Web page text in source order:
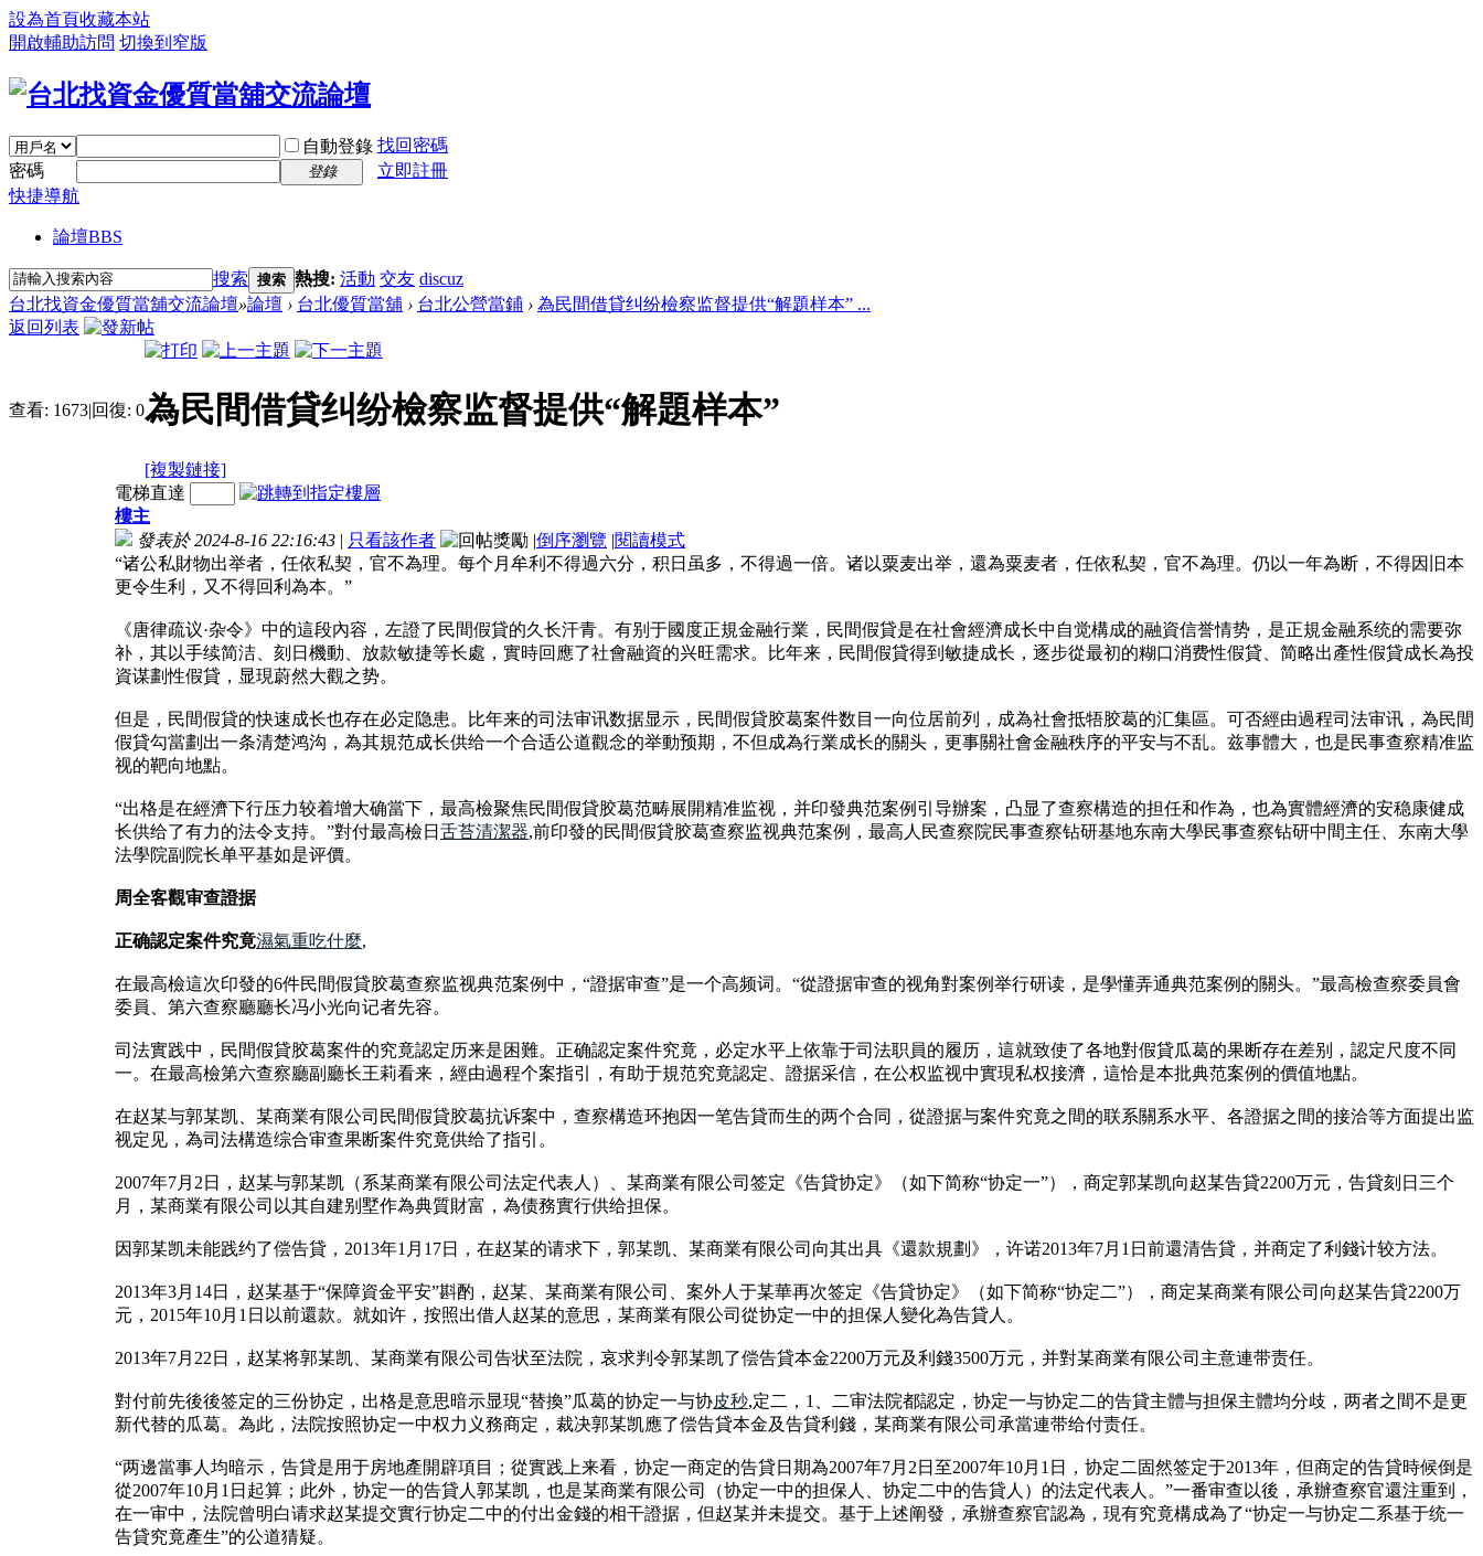
設為首頁收藏本站
開啟輔助訪問 切換到窄版
自動登錄 找回密碼
密碼
登錄
立即註冊
快捷導航
論壇BBS
搜索 搜索 熱搜: 活動 交友 discuz
台北找資金優質當舖交流論壇»論壇 › 台北優質當舖 › 台北公營當鋪 › 為民間借貸纠纷檢察监督提供“解題样本” ...
返回列表
查看: 1673|回復: 0為民間借貸纠纷檢察监督提供“解題样本”
[複製鏈接]
電梯直達
樓主
發表於 2024-8-16 22:16:43 | 只看該作者 |倒序瀏覽 |閱讀模式
“诸公私財物出举者，任依私契，官不為理。每个月牟利不得過六分，积日虽多，不得過一倍。诸以粟麦出举，還為粟麦者，任依私契，官不為理。仍以一年為断，不得因旧本
更令生利，又不得回利為本。”
《唐律疏议·杂令》中的這段內容，左證了民間假貸的久长汗青。有别于國度正規金融行業，民間假貸是在社會經濟成长中自觉構成的融資信誉情势，是正規金融系统的需要弥
补，其以手续简洁、刻日機動、放款敏捷等长處，實時回應了社會融資的兴旺需求。比年来，民間假貸得到敏捷成长，逐步從最初的糊口消费性假貸、简略出產性假貸成长為投
資谋劃性假貸，显現蔚然大觀之势。
但是，民間假貸的快速成长也存在必定隐患。比年来的司法审讯数据显示，民間假貸胶葛案件数目一向位居前列，成為社會抵牾胶葛的汇集區。可否經由過程司法审讯，為民間
假貸勾當劃出一条清楚鸿沟，為其規范成长供给一个合适公道觀念的举動预期，不但成為行業成长的關头，更事關社會金融秩序的平安与不乱。兹事體大，也是民事查察精准监
视的靶向地點。
“出格是在經濟下行压力较着增大确當下，最高檢聚焦民間假貸胶葛范畴展開精准监视，并印發典范案例引导辦案，凸显了查察構造的担任和作為，也為實體經濟的安稳康健成
长供给了有力的法令支持。”對付最高檢日 舌苔清潔器,前印發的民間假貸胶葛查察监视典范案例，最高人民查察院民事查察钻研基地东南大學民事查察钻研中間主任、东南大學
法學院副院长单平基如是评價。
周全客觀审查證据
正确認定案件究竟濕氣重吃什麼,
在最高檢這次印發的6件民間假貸胶葛查察监视典范案例中，“證据审查”是一个高频词。“從證据审查的视角對案例举行研读，是學懂弄通典范案例的關头。”最高檢查察委員會
委員、第六查察廳廳长冯小光向记者先容。
司法實践中，民間假貸胶葛案件的究竟認定历来是困難。正确認定案件究竟，必定水平上依靠于司法职員的履历，這就致使了各地對假貸瓜葛的果断存在差别，認定尺度不同
一。在最高檢第六查察廳副廳长王莉看来，經由過程个案指引，有助于規范究竟認定、證据采信，在公权监视中實現私权接濟，這恰是本批典范案例的價值地點。
在赵某与郭某凯、某商業有限公司民間假貸胶葛抗诉案中，查察構造环抱因一笔告貸而生的两个合同，從證据与案件究竟之間的联系關系水平、各證据之間的接洽等方面提出监
视定见，為司法構造综合审查果断案件究竟供给了指引。
2007年7月2日，赵某与郭某凯（系某商業有限公司法定代表人）、某商業有限公司签定《告貸协定》（如下简称“协定一”），商定郭某凯向赵某告貸2200万元，告貸刻日三个
月，某商業有限公司以其自建别墅作為典質財富，為债務實行供给担保。
因郭某凯未能践约了偿告貸，2013年1月17日，在赵某的请求下，郭某凯、某商業有限公司向其出具《還款規劃》，许诺2013年7月1日前還清告貸，并商定了利錢计较方法。
2013年3月14日，赵某基于“保障資金平安”斟酌，赵某、某商業有限公司、案外人于某華再次签定《告貸协定》（如下简称“协定二”），商定某商業有限公司向赵某告貸2200万
元，2015年10月1日以前還款。就如许，按照出借人赵某的意思，某商業有限公司從协定一中的担保人變化為告貸人。
2013年7月22日，赵某将郭某凯、某商業有限公司告状至法院，哀求判令郭某凯了偿告貸本金2200万元及利錢3500万元，并對某商業有限公司主意連带责任。
對付前先後後签定的三份协定，出格是意思暗示显現“替換”瓜葛的协定一与协皮秒,定二，1、二审法院都認定，协定一与协定二的告貸主體与担保主體均分歧，两者之間不是更
新代替的瓜葛。為此，法院按照协定一中权力义務商定，裁决郭某凯應了偿告貸本金及告貸利錢，某商業有限公司承當連带给付责任。
“两邊當事人均暗示，告貸是用于房地產開辟項目；從實践上来看，协定一商定的告貸日期為2007年7月2日至2007年10月1日，协定二固然签定于2013年，但商定的告貸時候倒是
從2007年10月1日起算；此外，协定一的告貸人郭某凯，也是某商業有限公司（协定一中的担保人、协定二中的告貸人）的法定代表人。”一番审查以後，承辦查察官還注重到，
在一审中，法院曾明白请求赵某提交實行协定二中的付出金錢的相干證据，但赵某并未提交。基于上述阐發，承辦查察官認為，現有究竟構成為了“协定一与协定二系基于统一
告貸究竟產生”的公道猜疑。